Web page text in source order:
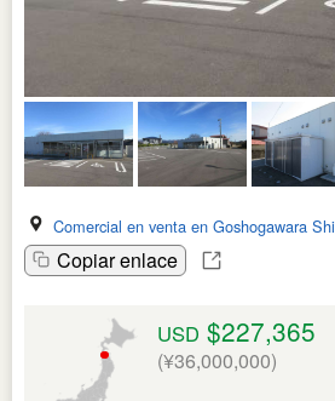
Comercial en venta en Goshogawara Shi
Copiar enlace
USD $227,365
(¥36,000,000)